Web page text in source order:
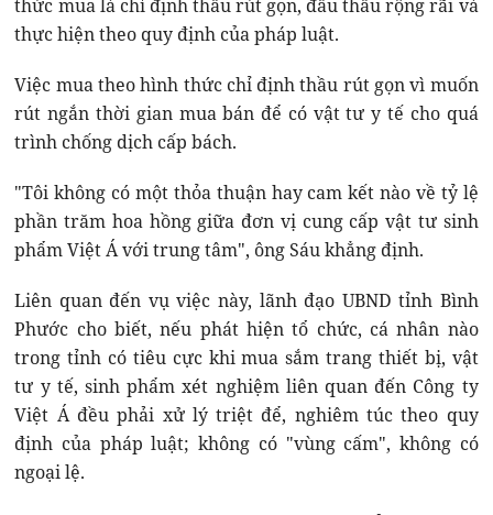
thức mua là chỉ định thầu rút gọn, đấu thầu rộng rãi và
thực hiện theo quy định của pháp luật.
Việc mua theo hình thức chỉ định thầu rút gọn vì muốn
rút ngắn thời gian mua bán để có vật tư y tế cho quá
trình chống dịch cấp bách.
"Tôi không có một thỏa thuận hay cam kết nào về tỷ lệ
phần trăm hoa hồng giữa đơn vị cung cấp vật tư sinh
phẩm Việt Á với trung tâm", ông Sáu khẳng định.
Liên quan đến vụ việc này, lãnh đạo UBND tỉnh Bình
Phước cho biết, nếu phát hiện tổ chức, cá nhân nào
trong tỉnh có tiêu cực khi mua sắm trang thiết bị, vật
tư y tế, sinh phẩm xét nghiệm liên quan đến Công ty
Việt Á đều phải xử lý triệt để, nghiêm túc theo quy
định của pháp luật; không có "vùng cấm", không có
ngoại lệ.